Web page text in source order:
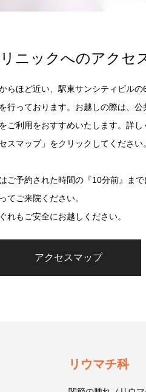
ニックへのアクセ
らほど近い、駅東サンシティビルの
行っております。お越しの際は、公
ご利用をおすすめいたします。詳し
セスマップ」をクリックしてください。
ご予約された時間の『10分前』まで
てご来院ください。
れもご安全にお越しください。
アクセスマップ
リウマチ科